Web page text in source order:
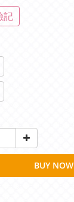
記
BUY NOW